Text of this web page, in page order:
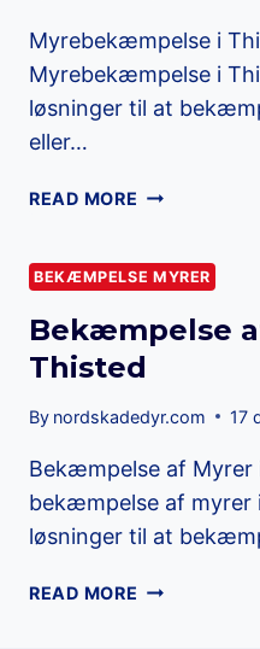
Myrebekæmpelse i
Myrebekæmpelse i
løsninger til at
eller…
READ MORE
BEKÆMPELSE MYRER
Bekæmpelse
Thisted
By nordskadedyr.com 17
Bekæmpelse af
bekæmpelse af myrer
løsninger til at
READ MORE BEKÆMPELSE